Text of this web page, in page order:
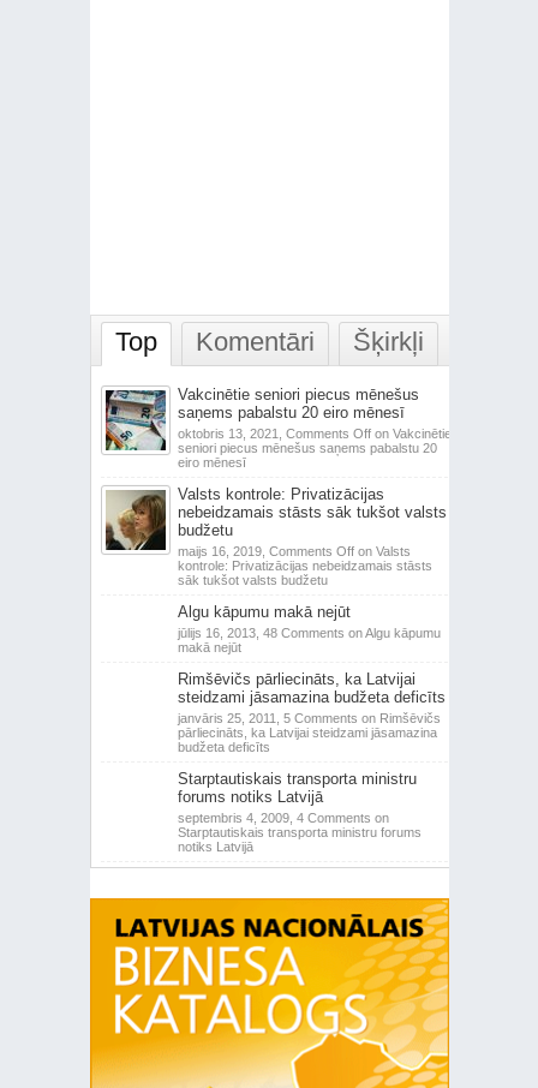
Top Komentāri Šķirkļi
Vakcinētie seniori piecus mēnešus
saņems pabalstu 20 eiro mēnesī
oktobris 13, 2021, Comments Offon Vakcinētie
seniori piecus mēnešus saņems pabalstu 20
eiro mēnesī
Valsts kontrole: Privatizācijas
nebeidzamais stāsts sāk tukšot valsts
budžetu
maijs 16, 2019, Comments Offon Valsts
kontrole: Privatizācijas nebeidzamais stāsts
sāk tukšot valsts budžetu
Algu kāpumu makā nejūt
jūlijs 16, 2013, 48 Comments on Algu kāpumu
makā nejūt
Rimšēvičs pārliecināts, ka Latvijai
steidzami jāsamazina budžeta deficīts
janvāris 25, 2011, 5 Comments on Rimšēvičs
pārliecināts, ka Latvijai steidzami jāsamazina
budžeta deficīts
Starptautiskais transporta ministru
forums notiks Latvijā
septembris 4, 2009, 4 Comments on
Starptautiskais transporta ministru forums
notiks Latvijā